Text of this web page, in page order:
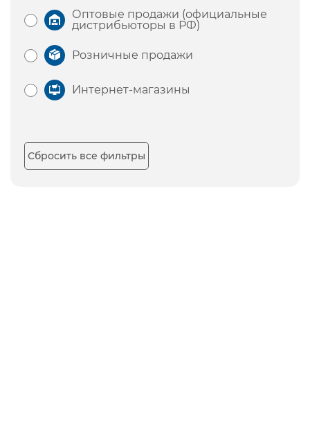
Оптовые продажи (официальные
дистрибьюторы в РФ)
Розничные продажи
Интернет-магазины
Сбросить все фильтры